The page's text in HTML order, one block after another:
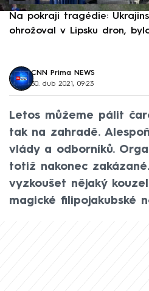
Na pokraji tragédie:
ohrožoval v Lipsku dron,
CNN Prima NEWS
30. dub 2021, 09:23
Letos můžeme pálit
tak na zahradě.
vlády a odborníků.
totiž nakonec
vyzkoušet nějaký
magické filipojakubské